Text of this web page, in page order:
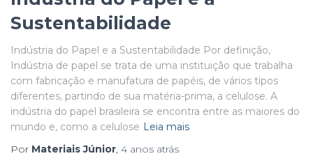
Sustentabilidade
Indústria do Papel e a Sustentabilidade Por definição,
Indústria de papel se trata de uma instituição que trabalha
com fabricação e manufatura de papéis, de vários tipos
diferentes, partindo de sua matéria-prima, a celulose. A
indústria do papel brasileira se encontra entre as maiores do
mundo e, como a celulose Leia mais
Por Materiais Júnior, 4 anos atrás